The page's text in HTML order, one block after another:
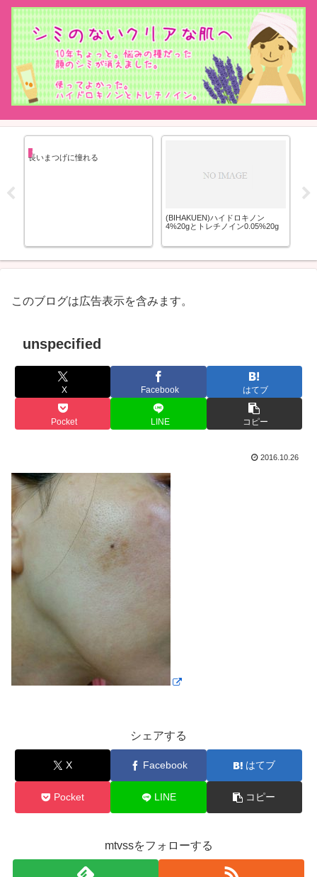
まつげを長くする方法まとめ
長いまつげに憧れる
(BIHAKUEN)ハイドロキノン
4%20gとトレチノイン0.05%20g
このブログは広告表示を含みます。
unspecified
X Facebook はてブ
Pocket LINE コピー
2016.10.26
シェアする
X Facebook はてブ
Pocket LINE コピー
mtvssをフォローする